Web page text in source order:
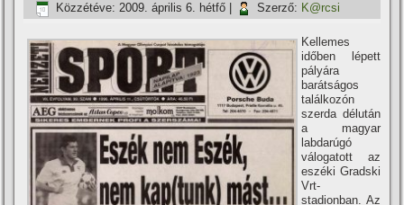
Közzétéve: 2009. április 6. hétfő Szerző: K@rcsi
Kellemes
időben lépett
pályára
barátságos
találkozón
szerda délután
a magyar
labdarúgó
válogatott az
eszéki Gradski
Vrt-
stadionban. Az